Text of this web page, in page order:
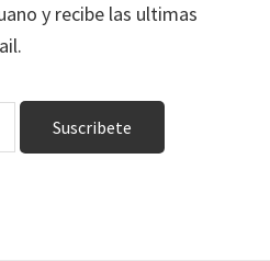
y recibe las ultimas